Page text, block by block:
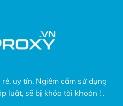
uy tín. Ngiêm cấm sử dụng
luật, sẽ bị khóa tài khoản ! .